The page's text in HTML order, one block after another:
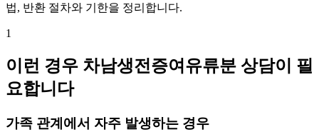
법, 반환 절차와 기한을 정리합니다.
1
이런 경우 차남생전증여유류분 상담이 필
요합니다
가족 관계에서 자주 발생하는 경우